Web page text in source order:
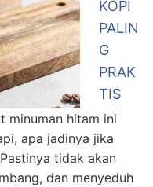
KOPI
PALIN
G
PRAK
TIS
minuman hitam ini
apa jadinya jika
tidak akan
dan menyeduh